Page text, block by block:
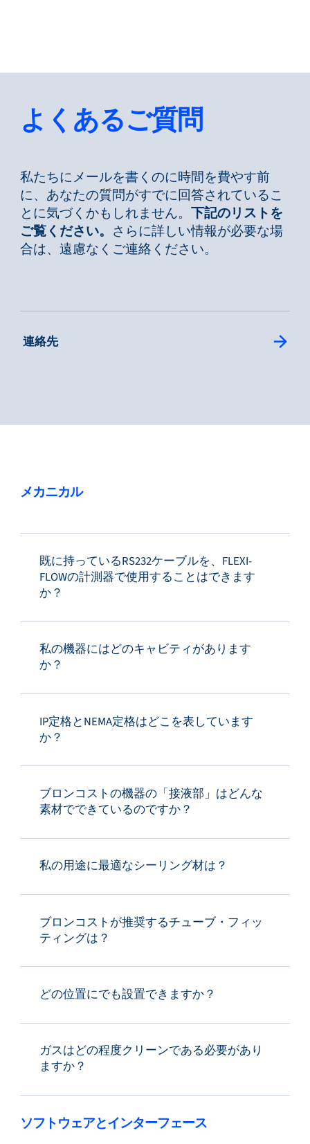
戻る
検索 JA
製品紹介
フローアカデミー
Bronkhorst
連絡を取る
よくあるご質問
私たちにメールを書くのに時間を費やす前
に、あなたの質問がすでに回答されているこ
とに気づくかもしれません。 下記のリストを
ご覧ください。 さらに詳しい情報が必要な場
合は、遠慮なくご連絡ください。
連絡先: Single Column Link Button
メカニカル
既に持っているRS232ケーブルを、FLEXI-
FLOWの計測器で使用することはできます
か？
私の機器にはどのキャビティがあります
か？
IP定格とNEMA定格はどこを表しています
か？
ブロンコストの機器の「接液部」はどんな
素材でできているのですか？
私の用途に最適なシーリング材は？
ブロンコストが推奨するチューブ・フィッ
ティングは？
どの位置にでも設置できますか？
ガスはどの程度クリーンである必要があり
ますか？
ソフトウェアとインターフェース